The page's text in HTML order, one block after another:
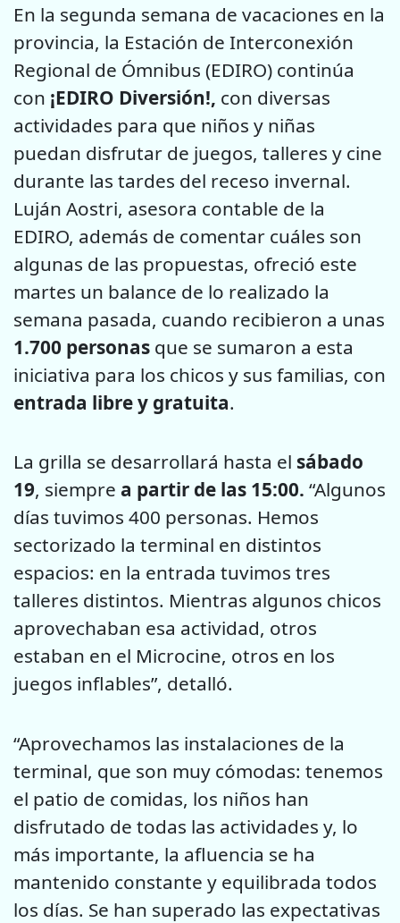
En la segunda semana de vacaciones en la
provincia, la Estación de Interconexión
Regional de Ómnibus (EDIRO) continúa
con ¡EDIRO Diversión!, con diversas
actividades para que niños y niñas
puedan disfrutar de juegos, talleres y cine
durante las tardes del receso invernal.
Luján Aostri, asesora contable de la
EDIRO, además de comentar cuáles son
algunas de las propuestas, ofreció este
martes un balance de lo realizado la
semana pasada, cuando recibieron a unas
1.700 personas que se sumaron a esta
iniciativa para los chicos y sus familias, con
entrada libre y gratuita.
La grilla se desarrollará hasta el sábado
19, siempre a partir de las 15:00. “Algunos
días tuvimos 400 personas. Hemos
sectorizado la terminal en distintos
espacios: en la entrada tuvimos tres
talleres distintos. Mientras algunos chicos
aprovechaban esa actividad, otros
estaban en el Microcine, otros en los
juegos inflables”, detalló.
“Aprovechamos las instalaciones de la
terminal, que son muy cómodas: tenemos
el patio de comidas, los niños han
disfrutado de todas las actividades y, lo
más importante, la afluencia se ha
mantenido constante y equilibrada todos
los días. Se han superado las expectativas